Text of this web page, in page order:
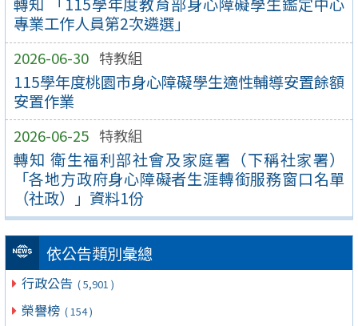
專業工作人員第2次遴選」
2026-06-30 特教組
115學年度桃園市身心障礙學生適性輔導安置餘額
安置作業
2026-06-25 特教組
轉知 衛生福利部社會及家庭署（下稱社家署）
「各地方政府身心障礙者生涯轉銜服務窗口名單
（社政）」資料1份
依公告類別彙總
行政公告 ( 5,901 )
榮譽榜 ( 154 )